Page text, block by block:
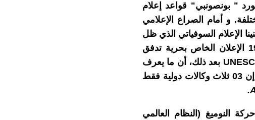
" بونصونبي" قواعد إعلام
و أمام الصراع الإعلامي
الإعلام السوفياتي الذي ظل
في نظر العديد من المختصين متخلفا- أصدرت الأمم المتحدة في سنة 1946 الإعلان الخاص بحرية تدفق
بعد ذلك، أن ما يعرف
بالتدفق الحر للإعلام هو تدفق في اتجاه واحد وليس تبادلاً للمعلومات، حيث إن 03 ثلاث وكالات دولية فقط
.
النوميغ (النظام العالمي